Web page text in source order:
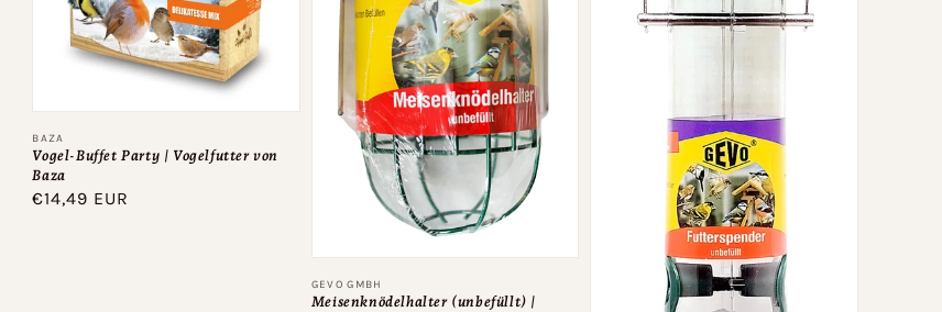
Anbieter:
BAZA
Vogel-Buffet Party | Vogelfutter von
Baza
Normaler
€14,49 EUR
Anbieter:
GEVO GMBH
Meisenknödelhalter (unbefüllt) |